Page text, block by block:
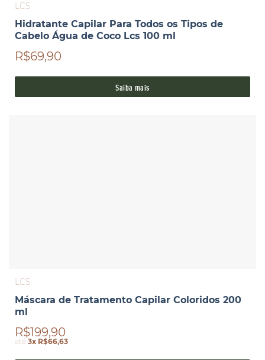
LCS
Hidratante Capilar Para Todos os Tipos de
Cabelo Água de Coco Lcs 100 ml
R$69,90
Saiba mais
LCS
Máscara de Tratamento Capilar Coloridos 200
ml
R$199,90
até3x R$66,63